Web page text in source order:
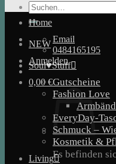
Suchen
nach:
Email
0484165195
Anmelden
0,00€
Es befinden
Home
NEW
Soul♥Stuff
Gutscheine
Fashion Love
EveryDay-
Schmuck –
Kosmetik &
Living